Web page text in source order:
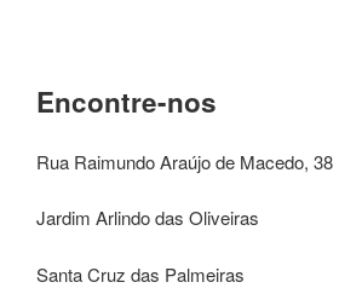
Encontre-nos
Rua Raimundo Araújo de Macedo, 38
Jardim Arlindo das Oliveiras
Santa Cruz das Palmeiras